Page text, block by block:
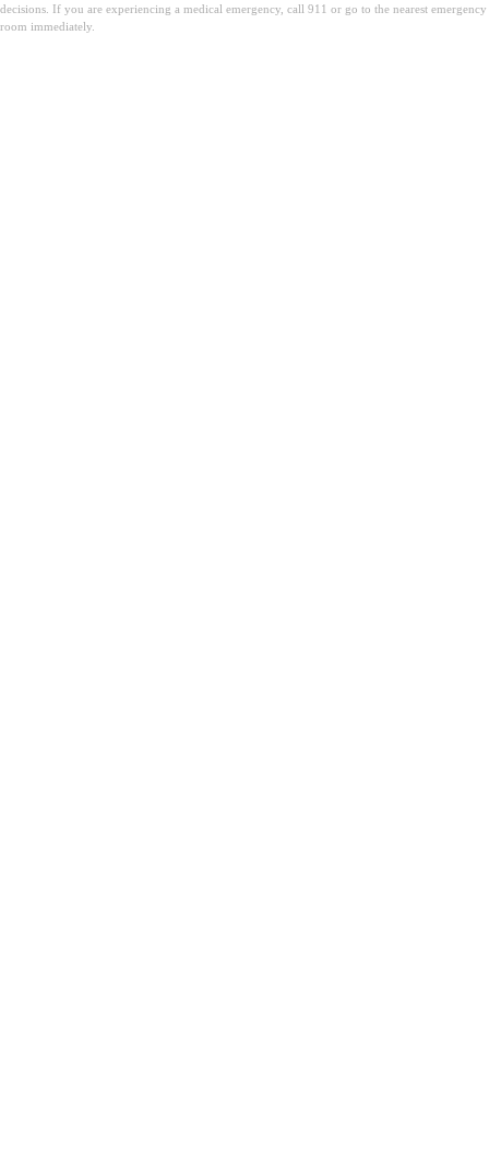
decisions. If you are experiencing a medical emergency, call 911 or go to the nearest emergency
room immediately.